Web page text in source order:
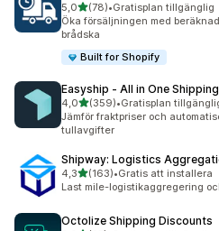
5,0av 5 stjärnor
(78)
78 recensioner totalt
•Gratisplan tillgänglig
Öka försäljningen med
brådska
Built for Shopify
Easyship ‑ All in One Shipping
4,0av 5 stjärnor
(359)
359 recensioner totalt
•Gratisplan
Jämför fraktpriser och
tullavgifter
Shipway: Logistics
4,3av 5 stjärnor
(163)
163 recensioner totalt
•Gratis att installera
Last mile-logistikaggregering
Octolize Shipping Discounts